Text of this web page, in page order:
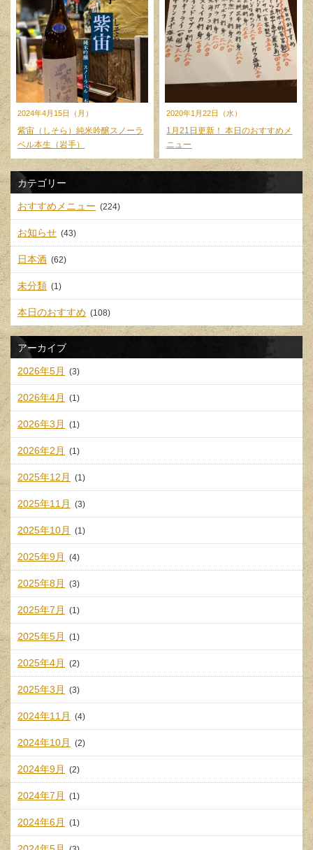
2024年4月15日（月）
紫宙（しそら）純米吟醸スノーラ
ベル本生（岩手）
2020年1月22日（水）
1月21日更新！ 本日のおすすめメ
ニュー
カテゴリー
おすすめメニュー (224)
お知らせ (43)
日本酒 (62)
未分類 (1)
本日のおすすめ (108)
アーカイブ
2026年5月 (3)
2026年4月 (1)
2026年3月 (1)
2026年2月 (1)
2025年12月 (1)
2025年11月 (3)
2025年10月 (1)
2025年9月 (4)
2025年8月 (3)
2025年7月 (1)
2025年5月 (1)
2025年4月 (2)
2025年3月 (3)
2024年11月 (4)
2024年10月 (2)
2024年9月 (2)
2024年7月 (1)
2024年6月 (1)